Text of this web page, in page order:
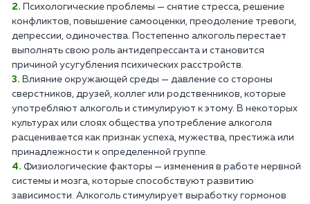
Психологические проблемы — снятие стресса, решение
конфликтов, повышение самооценки, преодоление тревоги,
депрессии, одиночества. Постепенно алкоголь перестает
выполнять свою роль антидепрессанта и становится
причиной усугубления психических расстройств.
Влияние окружающей среды — давление со стороны
сверстников, друзей, коллег или родственников, которые
употребляют алкоголь и стимулируют к этому. В некоторых
культурах или слоях общества употребление алкоголя
расценивается как признак успеха, мужества, престижа или
принадлежности к определенной группе.
Физиологические факторы — изменения в работе нервной
системы и мозга, которые способствуют развитию
зависимости. Алкоголь стимулирует выработку гормонов